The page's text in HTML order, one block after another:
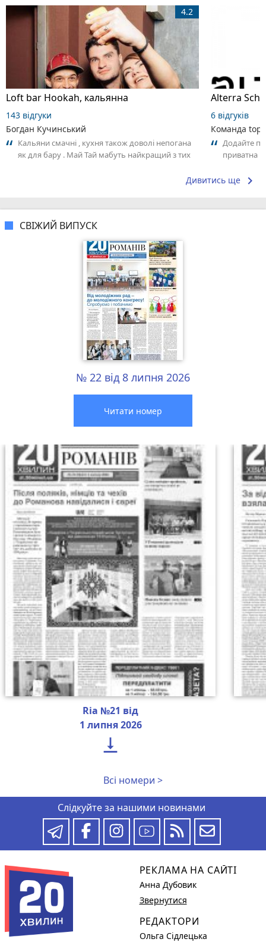
Loft bar Hookah, кальянна
4.2
143 відгуки
Богдан Кучинський
Кальяни смачні , кухня також доволі непогана
як для бару . Май Тай мабуть найкращий з тих
6 відгуків
Команда
Додайте
приватна
Дивитись ще keyboard_arrow_right
СВІЖИЙ ВИПУСК
№ 22 від 8 липня 2026
Читати номер
Ria №21 від
1 липня 2026

Всі номери >
Слідкуйте за нашими новинами
РЕКЛАМА НА САЙТІ
Анна Дубовик
Звернутися
РЕДАКТОРИ
Ольга Сідлецька